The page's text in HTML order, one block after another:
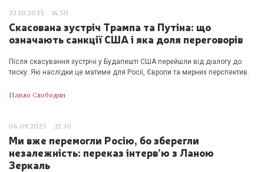
23.10.2025 14:50
Скасована зустріч Трампа та Путіна: що
означають санкції США і яка доля переговорів
Після скасування зустрічі у Будапешті США перейшли від діалогу до
тиску. Які наслідки це матиме для Росії, Європи та мирних перспектив.
Павло Слободян
06.09.2025 21:30
Ми вже перемогли Росію, бо зберегли
незалежність: переказ інтерв’ю з Ланою
Зеркаль